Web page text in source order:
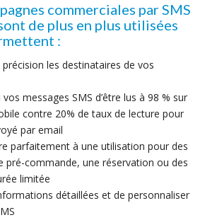
commerciales par SMS
de plus en plus utilisées
:
précision les destinataires de vos
messages SMS d’être lus à 98 % sur
contre 20% de taux de lecture pour
par email
parfaitement à une utilisation pour des
pré-commande, une réservation ou des
limitée
détaillées et de personnaliser